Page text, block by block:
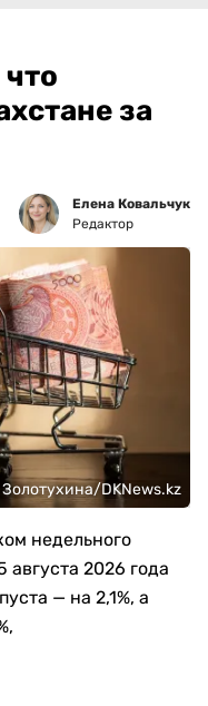
за
Елена Ковальчук
Редактор
DKNews.kz
недельного
2026 года
— на 2,1%, а